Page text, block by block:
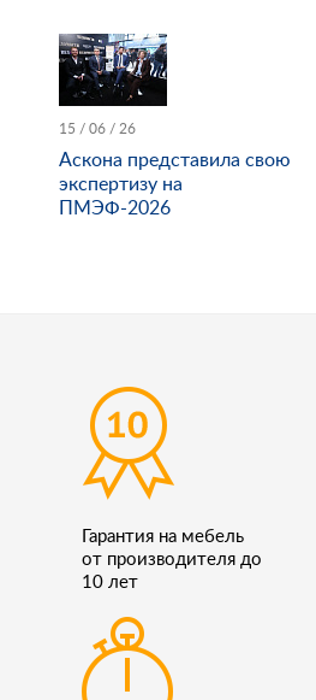
15 / 06 / 26
Аскона представила свою
экспертизу на
ПМЭФ-2026
Гарантия на мебель
от производителя до
10 лет